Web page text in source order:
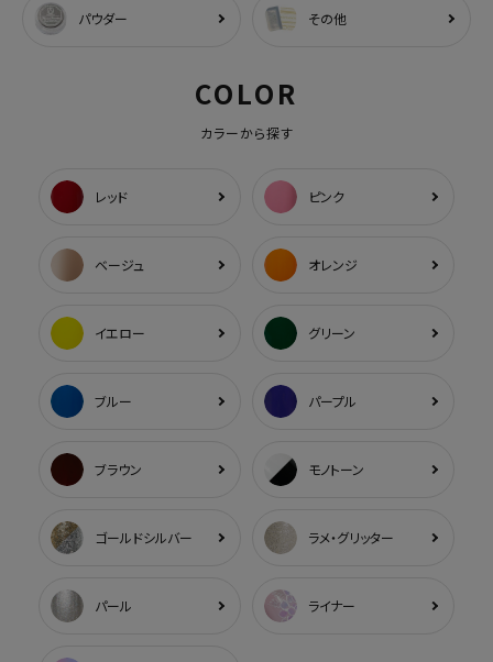
パウダー その他
COLOR
カラーから探す
レッド ピンク
ベージュ オレンジ
イエロー グリーン
ブルー パープル
ブラウン モノトーン
ゴールドシルバー ラメ・グリッター
パール ライナー